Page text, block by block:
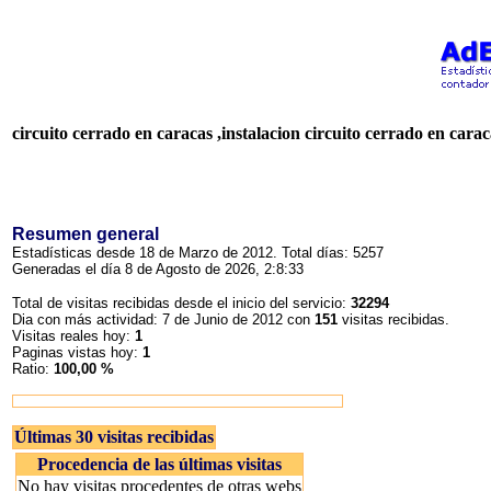
circuito cerrado en caracas ,instalacion circuito cerrado en
Resumen general
Estadísticas desde 18 de Marzo de 2012. Total días: 5257
Generadas el día 8 de Agosto de 2026, 2:8:33
Total de visitas recibidas desde el inicio del servicio: 32294
Dia con más actividad: 7 de Junio de 2012 con 151 visitas recibidas.
Visitas reales hoy: 1
Paginas vistas hoy: 1
Ratio: 100,00 %
Últimas 30 visitas recibidas
Procedencia de las últimas visitas
No hay visitas procedentes de otras webs